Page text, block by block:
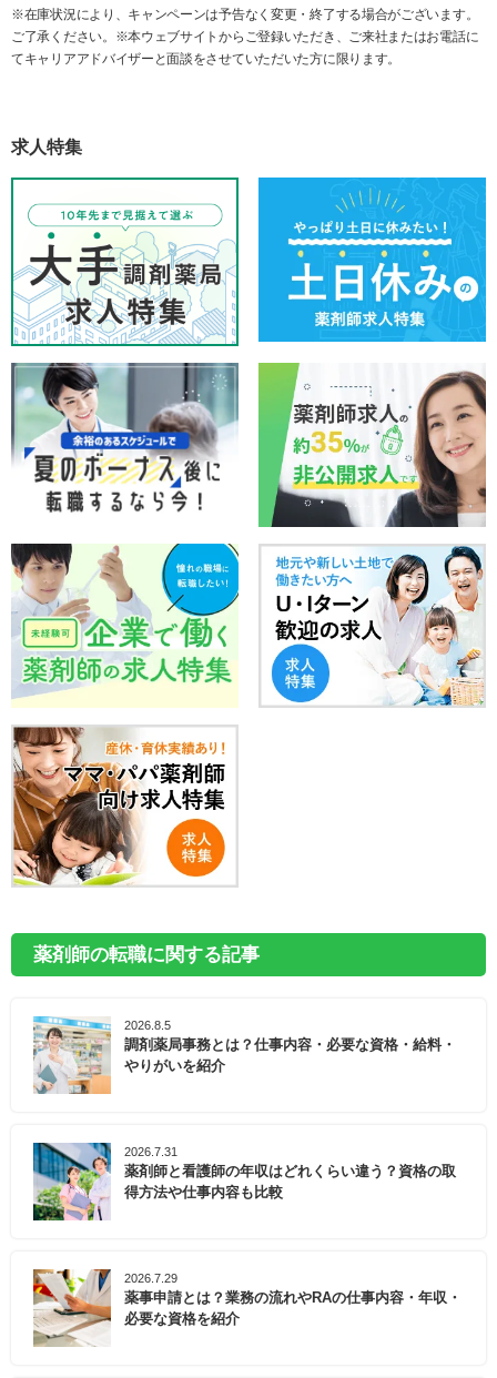
※在庫状況により、キャンペーンは予告なく変更・終了する場合がございます。
ご了承ください。※本ウェブサイトからご登録いただき、ご来社またはお電話に
てキャリアアドバイザーと面談をさせていただいた方に限ります。
求人特集
薬剤師の転職に関する記事
2026.8.5
調剤薬局事務とは？仕事内容・必要な資格・給料・
やりがいを紹介
2026.7.31
薬剤師と看護師の年収はどれくらい違う？資格の取
得方法や仕事内容も比較
2026.7.29
薬事申請とは？業務の流れやRAの仕事内容・年収・
必要な資格を紹介